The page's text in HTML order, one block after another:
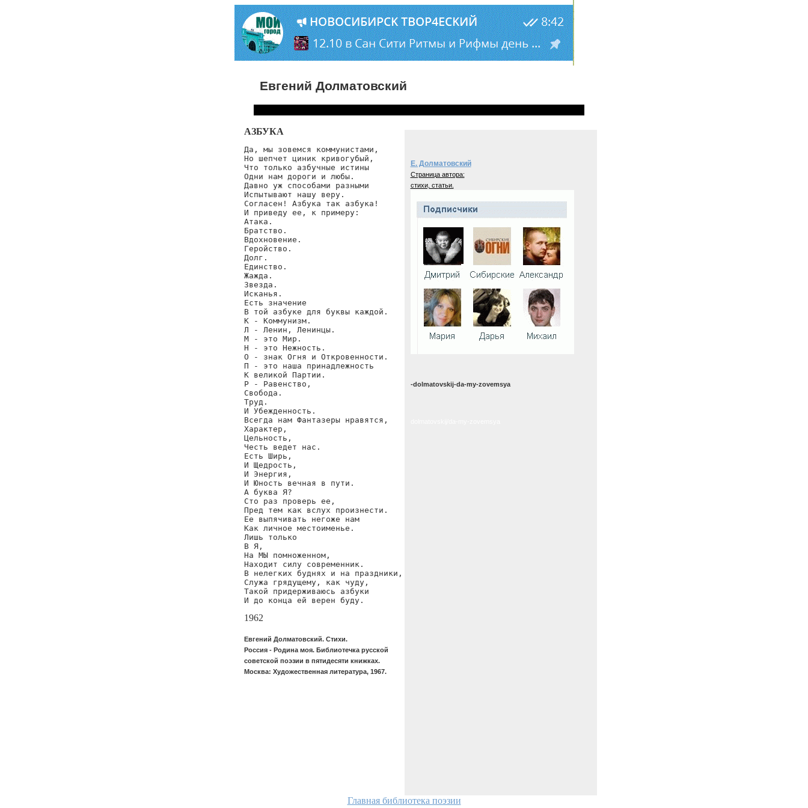
Евгений Долматовский
АЗБУКА
Да, мы зовемся коммунистами,
Но шепчет циник кривогубый,
Что только азбучные истины
Одни нам дороги и любы.
Давно уж способами разными
Испытывают нашу веру.
Согласен! Азбука так азбука!
И приведу ее, к примеру:
Атака.
Братство.
Вдохновение.
Геройство.
Долг.
Единство.
Жажда.
Звезда.
Исканья.
Есть значение
В той азбуке для буквы каждой.
К - Коммунизм.
Л - Ленин, Ленинцы.
М - это Мир.
Н - это Нежность.
О - знак Огня и Откровенности.
П - это наша принадлежность
К великой Партии.
Р - Равенство,
Свобода.
Труд.
И Убежденность.
Всегда нам Фантазеры нравятся,
Характер,
Цельность,
Честь ведет нас.
Есть Ширь,
И Щедрость,
И Энергия,
И Юность вечная в пути.
А буква Я?
Сто раз проверь ее,
Пред тем как вслух произнести.
Ее выпячивать негоже нам
Как личное местоименье.
Лишь только
В Я,
На МЫ помноженном,
Находит силу современник.
В нелегких буднях и на праздники,
Служа грядущему, как чуду,
Такой придерживаюсь азбуки
И до конца ей верен буду.
1962
Евгений Долматовский. Стихи.
Россия - Родина моя. Библиотечка русской
советской поэзии в пятидесяти книжках.
Москва: Художественная литература, 1967.
Е. Долматовский
Страница автора:
стихи, статьи.
-dolmatovskij-da-my-zovemsya
Главная библиотека поэзии